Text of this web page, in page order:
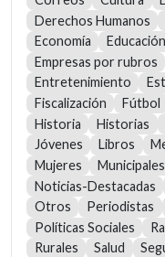
Derechos Humanos
Economía
Educación
Empresas por rubros
Entretenimiento
Fiscalización
Fútbol
Historia
Historias
Jóvenes
Libros
Mujeres
Municipales
Noticias-Destacadas
Otros
Periodistas
Políticas Sociales
Rurales
Salud